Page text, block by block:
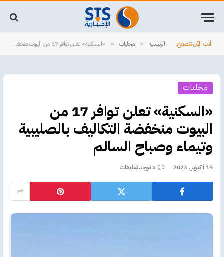
أنت الآن تتصفح: الرئيسية » محليات » «السكنية» تعلن توافر 17 من البيوت منخفضة التكاليف بالصليبية وتيماء وصباح السالم
محليات
«السكنية» تعلن توافر 17 من
البيوت منخفضة التكاليف بالصليبية
وتيماء وصباح السالم
19 أكتوبر، 2023 لا توجد تعليقات